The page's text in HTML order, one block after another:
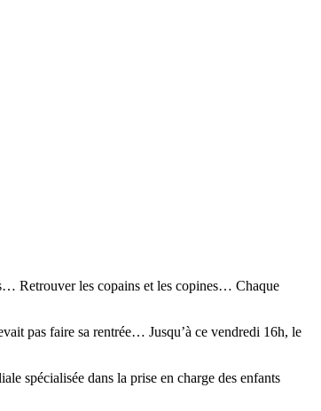
Retrouver les copains et les copines… Chaque
pas faire sa rentrée… Jusqu’à ce vendredi 16h, le
spécialisée dans la prise en charge des enfants